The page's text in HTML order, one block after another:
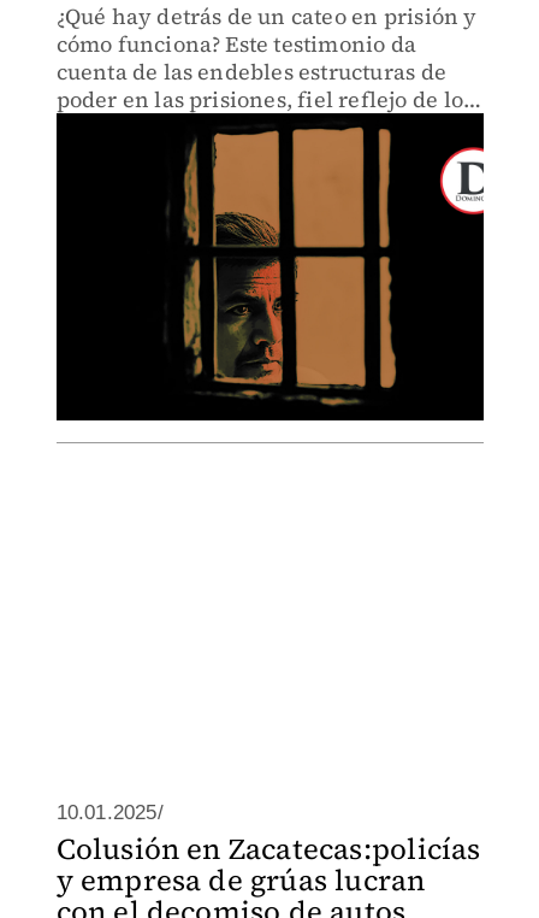
¿Qué hay detrás de un cateo en prisión y
cómo funciona? Este testimonio da
cuenta de las endebles estructuras de
poder en las prisiones, fiel reflejo de los
demonios de un país.
10.01.2025/
Colusión en Zacatecas:policías
y empresa de grúas lucran